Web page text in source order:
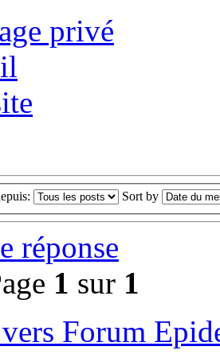
privé
Sort by
réponse
1 sur 1
Forum